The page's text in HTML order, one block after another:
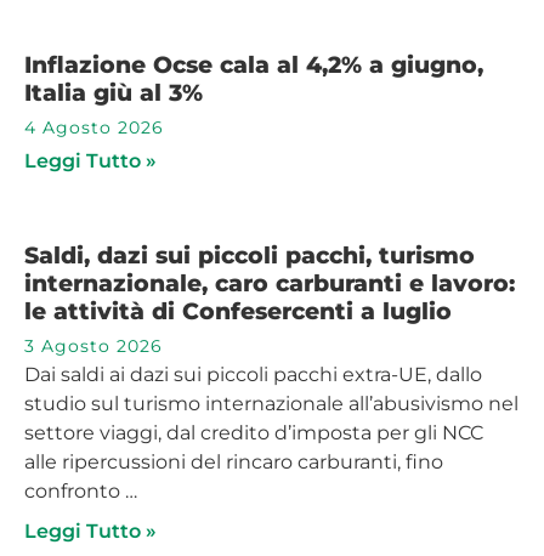
Inflazione Ocse cala al 4,2% a giugno,
Italia giù al 3%
4 Agosto 2026
Leggi Tutto »
Saldi, dazi sui piccoli pacchi, turismo
internazionale, caro carburanti e lavoro:
le attività di Confesercenti a luglio
3 Agosto 2026
Dai saldi ai dazi sui piccoli pacchi extra-UE, dallo
studio sul turismo internazionale all’abusivismo nel
settore viaggi, dal credito d’imposta per gli NCC
alle ripercussioni del rincaro carburanti, fino
confronto …
Leggi Tutto »